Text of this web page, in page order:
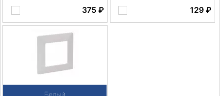
375₽ 129 ₽
Белый